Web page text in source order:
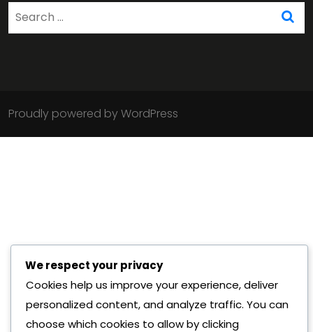
Search
for:
Proudly powered by WordPress
We respect your privacy
Cookies help us improve your experience, deliver
personalized content, and analyze traffic. You can
choose which cookies to allow by clicking